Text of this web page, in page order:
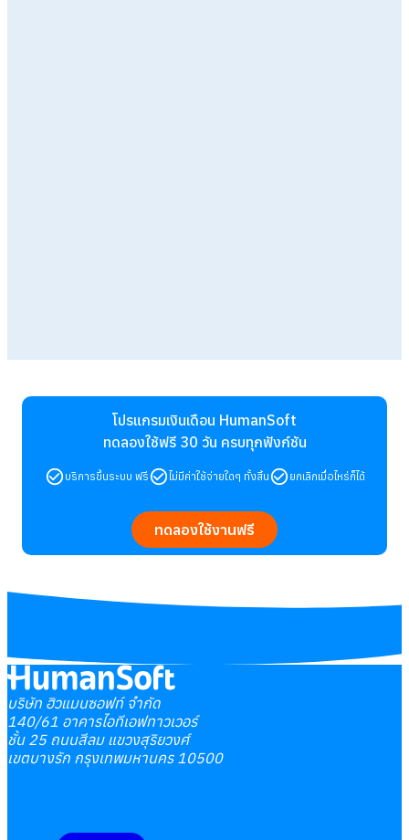
โปรแกรมเงินเดือน HumanSoft
ทดลองใช้ฟรี 30 วัน ครบทุกฟังก์ชัน
บริการขึ้นระบบ ฟรี ไม่มีค่าใช้จ่ายใดๆ ทั้งสิ้น ยกเลิกเมื่อไหร่ก็ได้
ทดลองใช้งานฟรี
บริษัท ฮิวแมนซอฟท์ จำกัด
140/61 อาคารไอทีเอฟทาวเวอร์
ชั้น 25 ถนนสีลม แขวงสุริยวงศ์
เขตบางรัก กรุงเทพมหานคร 10500